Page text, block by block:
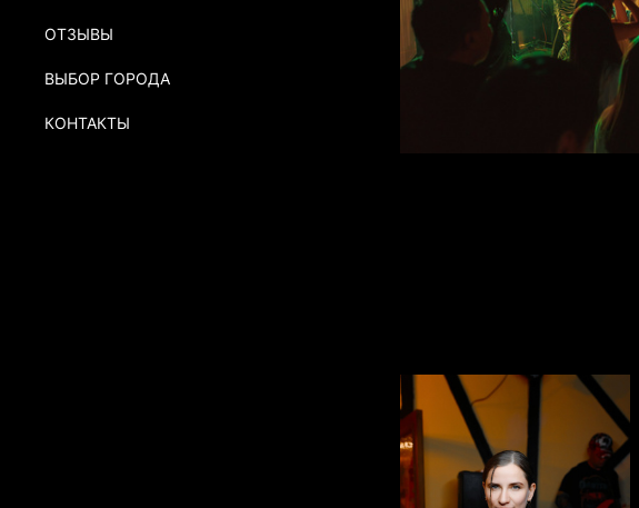
ОТЗЫВЫ
ВЫБОР ГОРОДА
КОНТАКТЫ